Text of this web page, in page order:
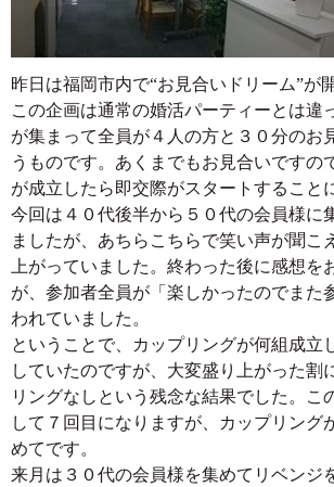
昨日は福岡市内で“お見合いドリーム”が
この企画は通常の婚活パーティーとは違
が集まって全員が４人の方と３０分のお
うものです。あくまでもお見合いですの
が成立したら即交際がスタートすること
今回は４０代後半から５０代の会員様に
ましたが、あちらこちらで笑い声が聞こ
上がっていました。終わった後に感想を
が、参加者全員が「楽しかったのでまた
われていました。
ということで、カップリングが何組成立
していたのですが、大変盛り上がった割
リングなしという残念な結果でした。こ
して７回目になりますが、カップリング
めてです。
来月は３０代の会員様を集めてリベンジ